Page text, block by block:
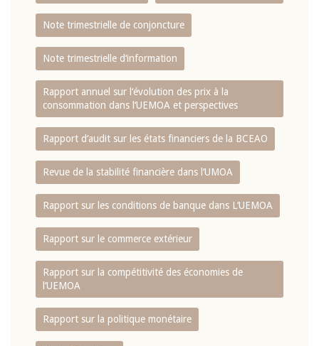
Note trimestrielle de conjoncture
Note trimestrielle d‘information
Rapport annuel sur l‘évolution des prix à la
consommation dans l‘UEMOA et perspectives
Rapport d‘audit sur les états financiers de la BCEAO
Revue de la stabilité financière dans l‘UMOA
Rapport sur les conditions de banque dans L‘UEMOA
Rapport sur le commerce extérieur
Rapport sur la compétitivité des économies de
l‘UEMOA
Rapport sur la politique monétaire